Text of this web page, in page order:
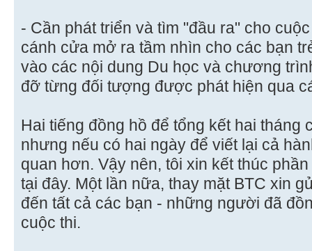
- Cần phát triển và tìm "đầu ra" cho
cánh cửa mở ra tầm nhìn cho các bạn
vào các nội dung Du học và chương
đỡ từng đối tượng được phát hiện qua
Hai tiếng đồng hồ để tổng kết hai tháng
nhưng nếu có hai ngày để viết lại cả
quan hơn. Vậy nên, tôi xin kết thúc
tại đây. Một lần nữa, thay mặt BTC xin
đến tất cả các bạn - những người đã
cuộc thi.